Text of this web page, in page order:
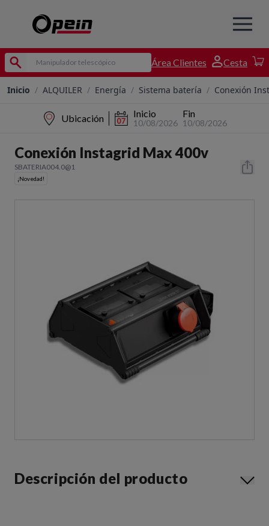
Área Clientes Cesta
Inicio / ALQUILER / Energía / Sistema batería / Conexión
Ubicación Inicio
10/08/2026
Fin
10/08/2026
Conexión Instagrid Max 400v
SBATERIA004.0@1
¡Novedad!
Descripción del producto